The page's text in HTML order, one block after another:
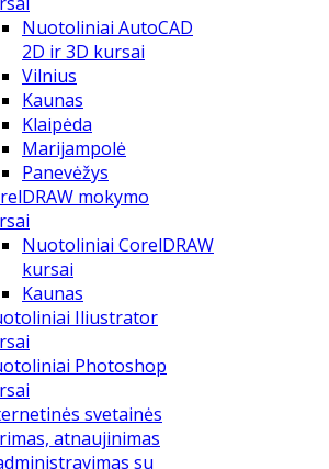
Nuotoliniai AutoCAD
2D ir 3D kursai
Vilnius
Kaunas
Klaipėda
Marijampolė
Panevėžys
mokymo
Nuotoliniai CorelDRAW
kursai
Kaunas
Iliustrator
Photoshop
svetainės
atnaujinimas
su